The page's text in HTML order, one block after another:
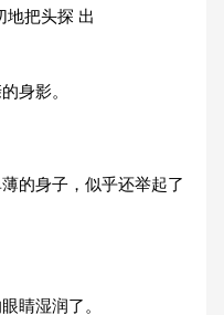
地把头探 出
身影。
的身子，似乎还举起了
睛湿润了。